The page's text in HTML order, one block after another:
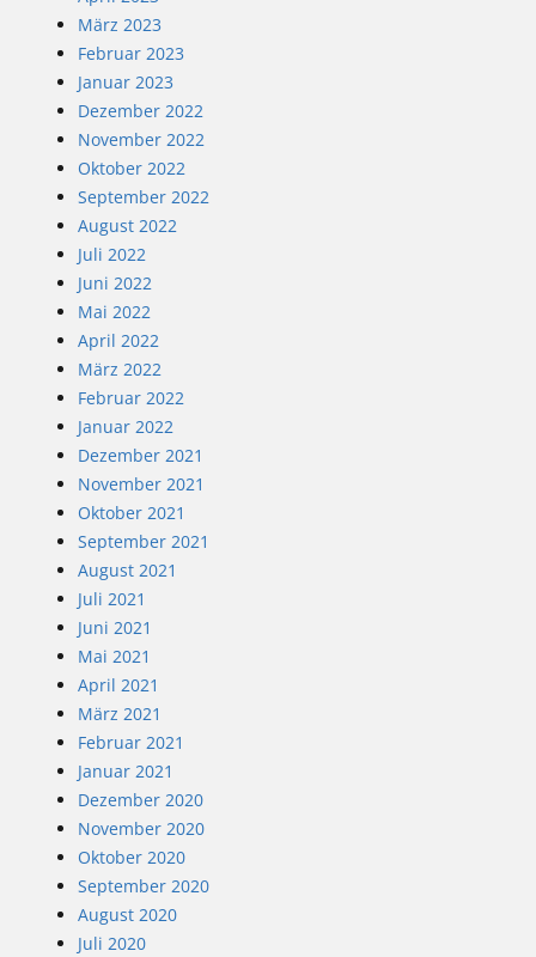
März 2023
Februar 2023
Januar 2023
Dezember 2022
November 2022
Oktober 2022
September 2022
August 2022
Juli 2022
Juni 2022
Mai 2022
April 2022
März 2022
Februar 2022
Januar 2022
Dezember 2021
November 2021
Oktober 2021
September 2021
August 2021
Juli 2021
Juni 2021
Mai 2021
April 2021
März 2021
Februar 2021
Januar 2021
Dezember 2020
November 2020
Oktober 2020
September 2020
August 2020
Juli 2020